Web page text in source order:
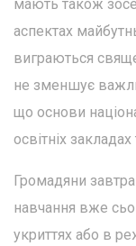
мають також
аспектах
виграються
не зменшує
що основи
освітніх
Громадяни
навчання вже
укриттях або в